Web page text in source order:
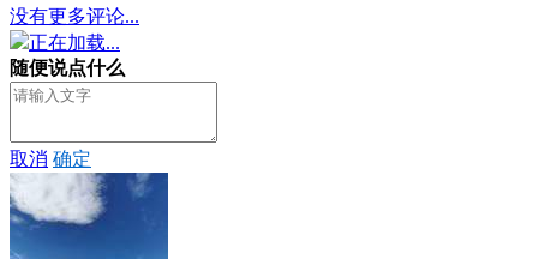
没有更多评论...
正在加载...
随便说点什么
取消 确定